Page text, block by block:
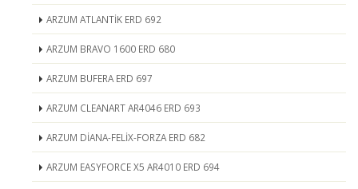
ARZUM ATLANTİK ERD 692
ARZUM BRAVO 1600 ERD 680
ARZUM BUFERA ERD 697
ARZUM CLEANART AR4046 ERD 693
ARZUM DİANA-FELİX-FORZA ERD 682
ARZUM EASYFORCE X5 AR4010 ERD 694